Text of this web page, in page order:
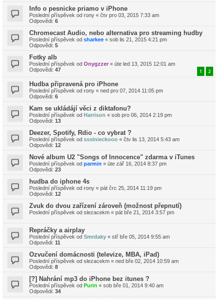
Info o pesnicke priamo v iPhone
Poslední příspěvek od rony « čtv pro 03, 2015 7:33 am
Odpovědi: 6
Chromecast Audio, nebo alternativa pro streaming hudby
Poslední příspěvek od sharkee « sob lis 21, 2015 4:21 pm
Odpovědi: 5
Fotky alb
Poslední příspěvek od Onygzzer « úte led 13, 2015 12:01 am
Odpovědi: 47 1 2
Hudba připravená pro iPhone
Poslední příspěvek od rony « ned pro 07, 2014 11:05 pm
Odpovědi: 6
Kam se ukládájí věci z diktafonu?
Poslední příspěvek od Harrison « sob pro 06, 2014 2:19 pm
Odpovědi: 13
Deezer, Spotify, Rdio - co vybrat ?
Poslední příspěvek od ssslnieckooo « čtv lis 13, 2014 5:43 am
Odpovědi: 12
Nové album U2 "Songs of Innocence" zdarma v iTunes
Poslední příspěvek od parmin « úte zář 16, 2014 8:37 pm
Odpovědi: 23
hudba do iphone 4s
Poslední příspěvek od rony « pát črc 25, 2014 11:19 pm
Odpovědi: 12
Zvuk do dvou zařízení zároveň (možnost přepnutí)
Poslední příspěvek od slezacekm « pát bře 21, 2014 3:57 pm
Repráčky a airplay
Poslední příspěvek od Smrdaky « stř bře 05, 2014 9:55 am
Odpovědi: 11
Ozvučení domácnosti (televize, MBA, iPad)
Poslední příspěvek od slezacekm « ned bře 02, 2014 10:59 am
Odpovědi: 8
[?] Nahrání mp3 do iPhone bez itunes ?
Poslední příspěvek od Purin « sob bře 01, 2014 9:40 am
Odpovědi: 34